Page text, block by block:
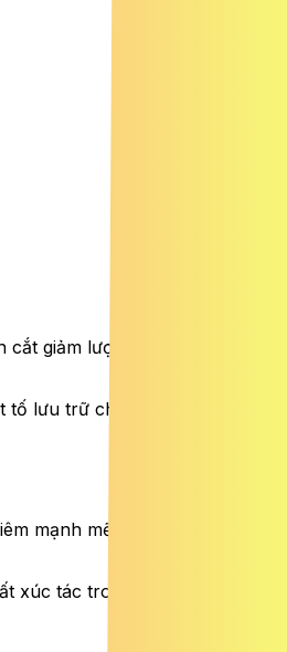
giảm lượng thực phẩm tiêu
lưu trữ chất béo, giúp quá
mạnh mẽ. Các nghiên cứu
xúc tác trong quá trình oxy